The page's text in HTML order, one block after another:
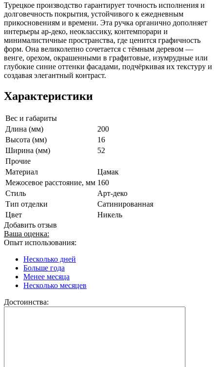
Турецкое производство гарантирует точность исполнения и
долговечность покрытия, устойчивого к ежедневным
прикосновениям и времени. Эта ручка органично дополняет
интерьеры ар-деко, неоклассику, контемпорари и
минималистичные пространства, где ценится графичность
форм. Она великолепно сочетается с тёмным деревом —
венге, орехом, окрашенными в графитовые, изумрудные или
глубокие синие оттенки фасадами, подчёркивая их текстуру и
создавая элегантный контраст.
Характеристики
Вес и габариты
Длина (мм)
200
Высота (мм)
16
Ширина (мм)
52
Прочие
Материал
Цамак
Межосевое расстояние, мм 160
Стиль
Арт-деко
Тип отделки
Сатинированная
Цвет
Никель
Добавить отзыв
Ваша оценка:
Опыт использования:
Несколько дней
Больше года
Менее месяца
Несколько месяцев
Достоинства: